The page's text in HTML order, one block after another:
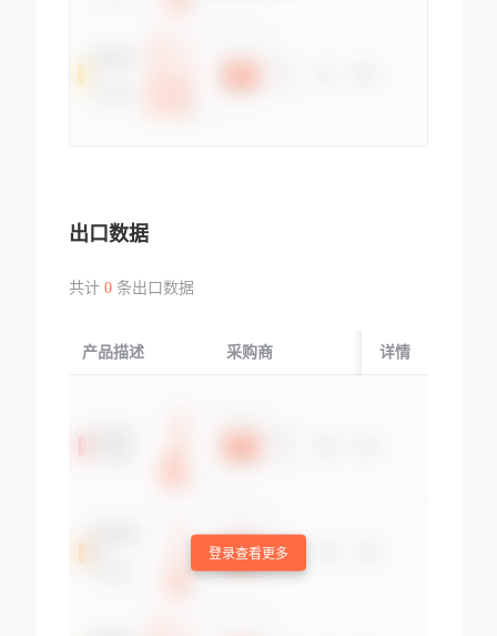
出口数据
共计 0条出口数据
产品描述 采购商 起运国/地区
详情
登录查看更多